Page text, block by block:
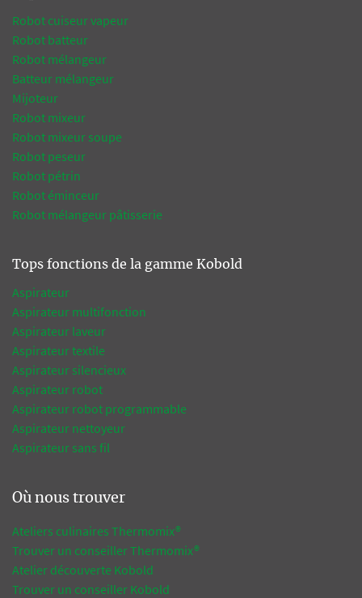
Robot cuiseur vapeur
Robot batteur
Robot mélangeur
Batteur mélangeur
Mijoteur
Robot mixeur
Robot mixeur soupe
Robot peseur
Robot pétrin
Robot éminceur
Robot mélangeur pâtisserie
Tops fonctions de la gamme Kobold
Aspirateur
Aspirateur multifonction
Aspirateur laveur
Aspirateur textile
Aspirateur silencieux
Aspirateur robot
Aspirateur robot programmable
Aspirateur nettoyeur
Aspirateur sans fil
Où nous trouver
Ateliers culinaires Thermomix®
Trouver un conseiller Thermomix®
Atelier découverte Kobold
Trouver un conseiller Kobold